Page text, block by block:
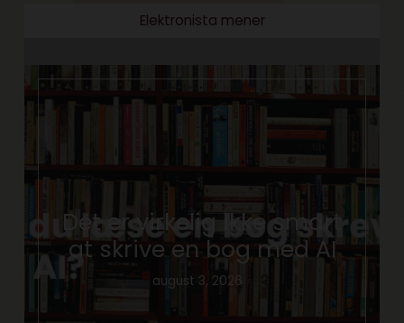
Elektronista mener
Det er virkelig ikke smart
at skrive en bog med AI
august 3, 2026